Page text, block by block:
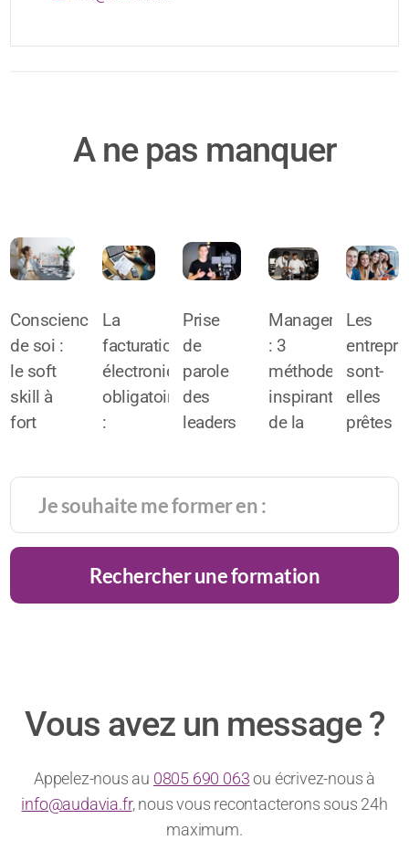
A ne pas manquer
Conscience
de soi :
le soft
skill à
fort
de
réussite
très
prisé
recruteurs
La
facturation
électronique
obligatoire
:
du
chiffre
!
Prise
de
parole
des
leaders
caméra
:
rester
charismatique
?
Management
: 3
méthodes
inspirantes
de la
gastronomie
Les
sont-
elles
prêtes
intégrer
alpha
Rechercher une formation
Vous avez un message ?
Appelez-nous au 0805 690 063ou écrivez-nous à
info@audavia.fr, nous vous recontacterons sous 24h
maximum.